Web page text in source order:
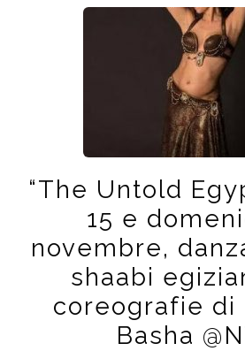
“The Untold
15 e
novembre,
shaabi
coreografie di
Basha